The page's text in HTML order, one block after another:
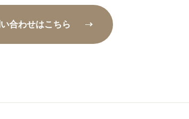
合わせはこちら